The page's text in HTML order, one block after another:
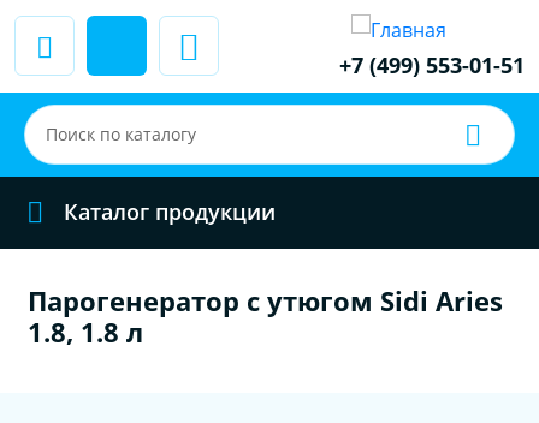
+7 (499) 553-01-51
Каталог продукции
Парогенератор с утюгом Sidi Aries
1.8, 1.8 л